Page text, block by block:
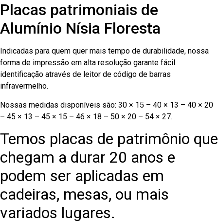
Placas patrimoniais de
Alumínio Nísia Floresta
Indicadas para quem quer mais tempo de durabilidade, nossa
forma de impressão em alta resolução garante fácil
identificação através de leitor de código de barras
infravermelho.
Nossas medidas disponíveis são: 30 × 15 – 40 × 13 – 40 × 20
– 45 × 13 – 45 × 15 – 46 × 18 – 50 × 20 – 54 × 27.
Temos placas de patrimônio que
chegam a durar 20 anos e
podem ser aplicadas em
cadeiras, mesas, ou mais
variados lugares.